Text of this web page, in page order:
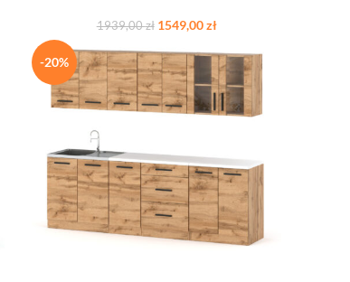
1939,00zł 1549,00zł
-20%